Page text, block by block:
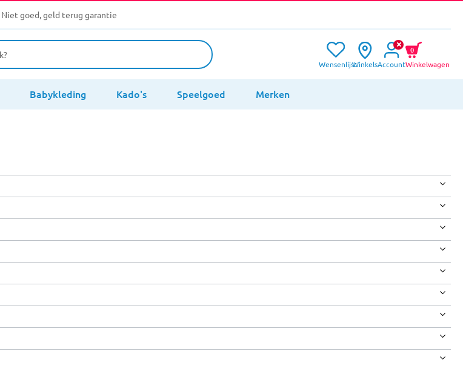
Niet goed, geld terug garantie
WensenlijstWinkelsAccountWinkelwagen
0
Babykleding Kado's Speelgoed Merken